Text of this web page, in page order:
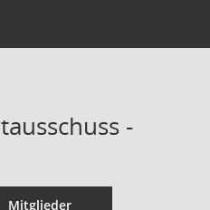
-
Mitglieder